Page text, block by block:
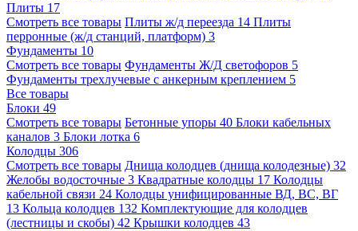
Плиты 17
Смотреть все товары Плиты ж/д переезда 14 Плиты
перронные (ж/д станций, платформ) 3
Фундаменты 10
Смотреть все товары Фундаменты Ж/Д светофоров 5
Фундаменты трехлучевые с анкерным креплением 5
Все товары
Блоки 49
Смотреть все товары Бетонные упоры 40 Блоки кабельных
каналов 3 Блоки лотка 6
Колодцы 306
Смотреть все товары Днища колодцев (днища колодезные) 32
Желобы водосточные 3 Квадратные колодцы 17 Колодцы
кабельной связи 24 Колодцы унифицированные ВД, ВС, ВГ
13 Кольца колодцев 132 Комплектующие для колодцев
(лестницы и скобы) 42 Крышки колодцев 43